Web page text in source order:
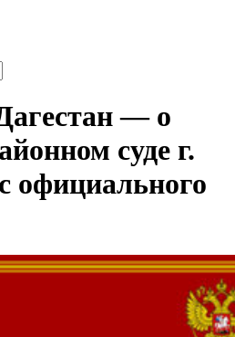
— о
суде г.
официального